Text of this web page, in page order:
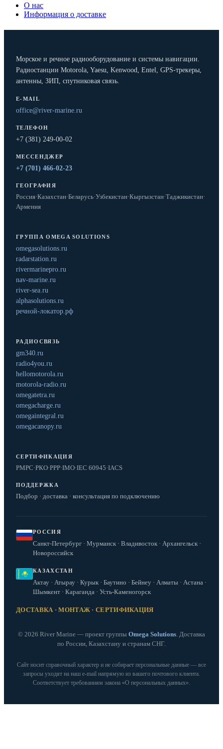
О нас
Информация о доставке
Морское и речное радиооборудование и системы навигации.
Радиостанции Motorola, Yaesu, Kenwood, Entel, GPS-трекеры,
антенны, ЗИП, спутниковая связь.
E-MAIL
office@river-marine.ru
ТЕЛЕФОН
+7 (381) 249-00-02
МЕССЕНДЖЕР
+7 (701) 466-02-23
ГЕОГРАФИЯ
Россия·Казахстан·Беларусь·Узбекистан·Кыргызстан·Таджикистан·
Армения
ГРУППА OMEGA SOLUTIONS
omegasolutions.ru
radarstation.ru
rivermarinepro.ru
nav-marine.ru
river-sea.ru
alphasolutions.ru
речной-локатор.рф
РАДИОСВЯЗЬ
gm340.ru
radio4you.ru
hellomotorola.ru
motorola-radio.ru
omegatetra.ru
omegacharge.ru
omegaintegral.ru
omegacanopy.ru
СЕРТИФИКАЦИЯ
РМРС·РКО·РРР·IMO·IEC 60945·IACS
ПОДДЕРЖКА
Подбор · доставка · консультация по подключению
РОССИЯ
Санкт-Петербург · Мурманск · Владивосток · Архангельск ·
Новороссийск
КАЗАХСТАН
Актау · Атырау · Курык · Баутино · Бейнеу · Алматы · Астана ·
Шымкент · Караганда · Усть-Каменогорск
ДОСТАВКА · МОНТАЖ · СЕРТИФИКАЦИЯ
© 2026 River Marine — проект группы Omega Solutions. Доставка
по России, Казахстану и странам СНГ.
Сайт носит справочный характер и не собирает персональные данные — все
запросы уходят на наш e‑mail напрямую из вашего почтового клиента.
Соответствует требованиям закона «О персональных данных».